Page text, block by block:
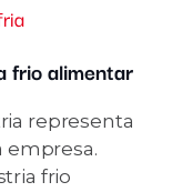
frio alimentar
representa
empresa.
frio